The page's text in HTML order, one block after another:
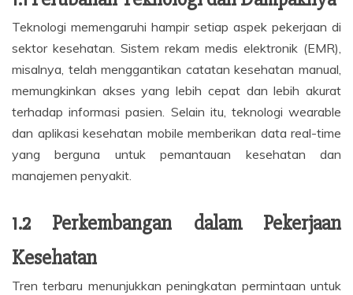
Teknologi memengaruhi hampir setiap aspek pekerjaan di
sektor kesehatan. Sistem rekam medis elektronik (EMR),
misalnya, telah menggantikan catatan kesehatan manual,
memungkinkan akses yang lebih cepat dan lebih akurat
terhadap informasi pasien. Selain itu, teknologi wearable
dan aplikasi kesehatan mobile memberikan data real-time
yang berguna untuk pemantauan kesehatan dan
manajemen penyakit.
1.2 Perkembangan dalam Pekerjaan
Kesehatan
Tren terbaru menunjukkan peningkatan permintaan untuk